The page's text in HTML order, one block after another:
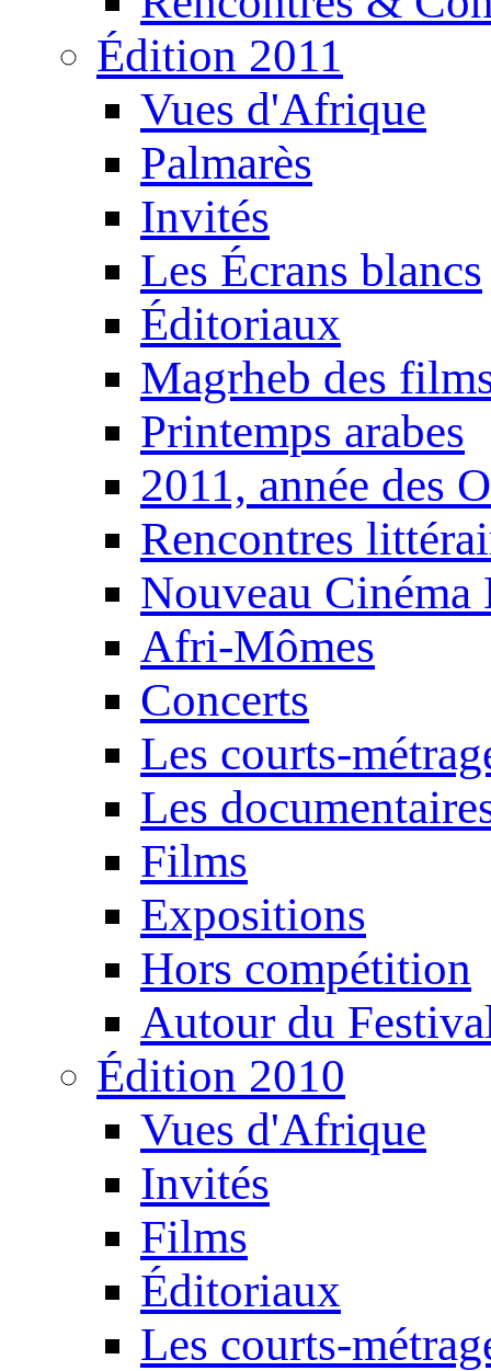
Édition 2011
Vues d'Afrique
Palmarès
Invités
Les Écrans blancs
Éditoriaux
Magrheb des
Printemps arabes
2011, année des
Rencontres
Nouveau Cinéma
Afri-Mômes
Concerts
Les courts-
Les
Films
Expositions
Hors compétition
Autour du
Édition 2010
Vues d'Afrique
Invités
Films
Éditoriaux
Les courts-